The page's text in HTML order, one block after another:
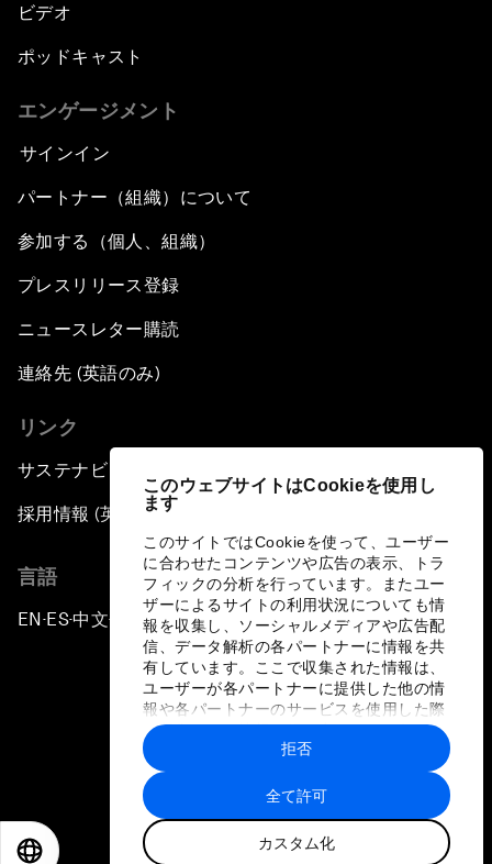
このウェブサイトはCookieを使用し
ます
このサイトではCookieを使って、ユーザー
に合わせたコンテンツや広告の表示、トラ
フィックの分析を行っています。またユー
ザーによるサイトの利用状況についても情
報を収集し、ソーシャルメディアや広告配
信、データ解析の各パートナーに情報を共
有しています。ここで収集された情報は、
ユーザーが各パートナーに提供した他の情
報や各パートナーのサービスを使用した際
に収集された情報と組み合わされ、各パー
トナーによって使用されることがありま
す。
全て許可
カスタム化
拒否
ビデオ
ポッドキャスト
エンゲージメント
サインイン
パートナー（組織）について
参加する（個人、組織）
プレスリリース登録
ニュースレター購読
連絡先 (英語のみ)
リンク
サステナビリティへの取り組み
採用情報 (英語のみ)
言語
EN ▪ES▪中文▪ 日本語
プライバシーポリシーと利用規約
サイトマップ
©
世界経済フォーラム